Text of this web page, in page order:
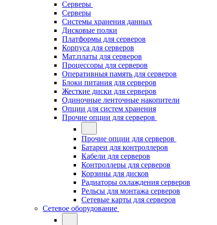
Серверы
Серверы
Системы хранения данных
Дисковые полки
Платформы для серверов
Корпуса для серверов
Мат.платы для серверов
Процессоры для серверов
Оперативныя память для серверов
Блоки питания для серверов
Жесткие диски для серверов
Одиночные ленточные накопители
Опции для систем хранения
Прочие опции для серверов
Прочие опции для серверов
Батареи для контроллеров
Кабели для серверов
Контроллеры для серверов
Корзины для дисков
Радиаторы охлаждения серверов
Рельсы для монтажа серверов
Сетевые карты для серверов
Сетевое оборудование